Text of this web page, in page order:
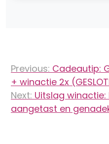
navigatie
Previous: Cadeautip:
+ winactie 2x
Next: Uitslag
aangetast en